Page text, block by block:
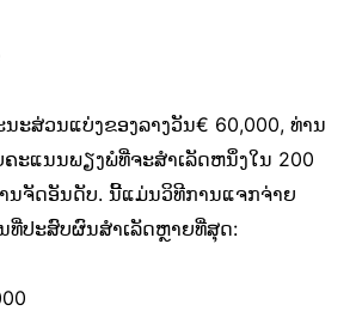
ະສ່ວນແບ່ງຂອງລາງວັນ€ 60,000, ທ່ານ
ະແນນພຽງພໍທີ່ຈະສໍາເລັດຫນຶ່ງໃນ 200
ນຈັດອັນດັບ. ນີ້ແມ່ນວິທີການແຈກຈ່າຍ
ທີ່ປະສົບຜົນສໍາເລັດຫຼາຍທີ່ສຸດ: